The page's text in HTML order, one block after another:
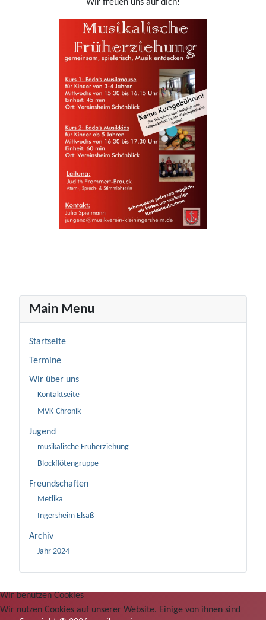
Main Menu
Startseite
Termine
Wir über uns
Kontaktseite
MVK-Chronik
Jugend
musikalische Früherziehung
Blockflötengruppe
Freundschaften
Metlika
Ingersheim Elsaß
Archiv
Jahr 2024
Wir freuen uns auf dich!
Wir benutzen Cookies
Wir nutzen Cookies auf unserer Website. Einige von ihnen sind